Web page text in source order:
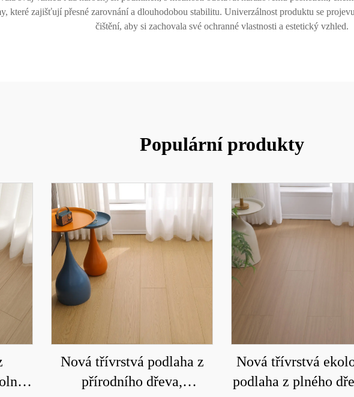
které zajišťují přesné zarovnání a dlouhodobou stabilitu. Univerzálnost produktu se
čištění, aby si zachovala své ochranné vlastnosti a estetický vzhled.
Populární produkty
Nová třívrstvá podlaha z
přírodního dřeva,
Nová třívrstvá
podlaha z plného